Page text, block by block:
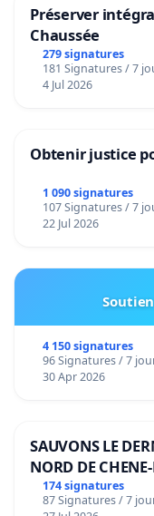
Préserver
Chaussée
279 signatures
181 Signatures / 7
4 Jul 2026
Obtenir justice
1 090 signatures
107 Signatures / 7
22 Jul 2026
4 150 signatures
96 Signatures / 7
30 Apr 2026
SAUVONS LE
NORD DE
174 signatures
87 Signatures / 7